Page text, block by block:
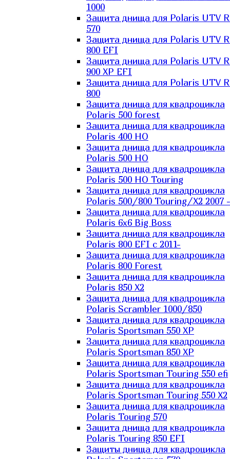
1000
Защита днища для Polaris UTV
570
Защита днища для Polaris UTV
800 EFI
Защита днища для Polaris UTV
900 XP EFI
Защита днища для Polaris UTV
800
Защита днища для квадроцикла
Polaris 500 forest
Защита днища для квадроцикла
Polaris 400 HO
Защита днища для квадроцикла
Polaris 500 HO
Защита днища для квадроцикла
Polaris 500 HO Touring
Защита днища для квадроцикла
Polaris 500/800 Touring/X2 2007 -
Защита днища для квадроцикла
Polaris 6х6 Big Boss
Защита днища для квадроцикла
Polaris 800 EFI с 2011-
Защита днища для квадроцикла
Polaris 800 Forest
Защита днища для квадроцикла
Polaris 850 X2
Защита днища для квадроцикла
Polaris Scrambler 1000/850
Защита днища для квадроцикла
Polaris Sportsman 550 XP
Защита днища для квадроцикла
Polaris Sportsman 850 XP
Защита днища для квадроцикла
Polaris Sportsman Touring 550 efi
Защита днища для квадроцикла
Polaris Sportsman Touring 550 X2
Защита днища для квадроцикла
Polaris Touring 570
Защита днища для квадроцикла
Polaris Touring 850 EFI
Защиты днища для квадроцикла